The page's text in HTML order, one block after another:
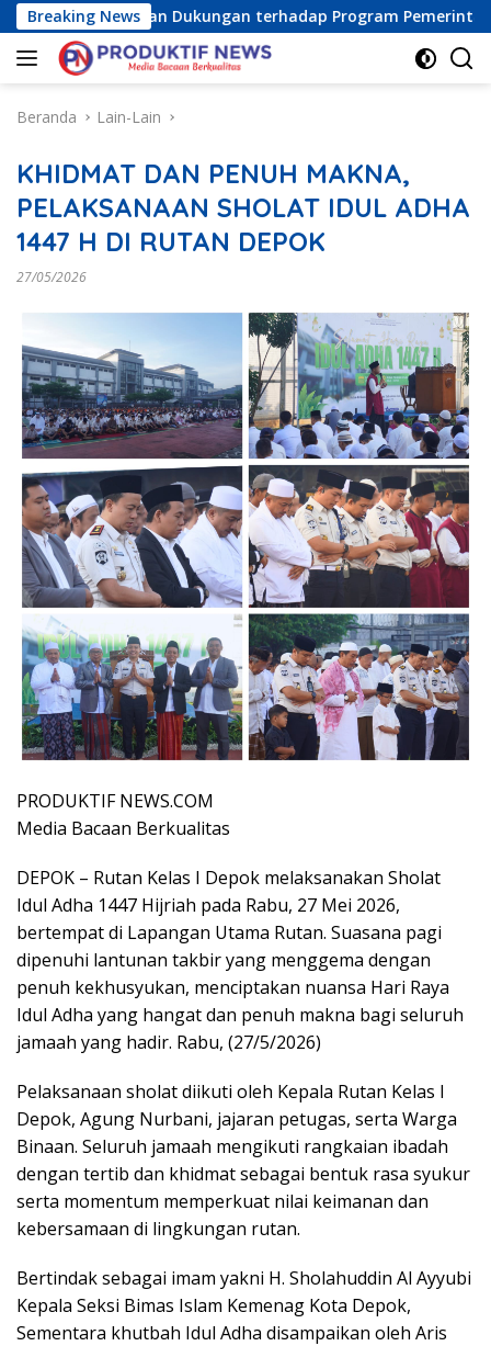
Langsung
ke
konten
Breaking News
Tegaskan Dukungan terhadap Program Pemerintah Pusat
Beranda Lain-Lain
KHIDMAT DAN PENUH MAKNA,
PELAKSANAAN SHOLAT IDUL ADHA
1447 H DI RUTAN DEPOK
27/05/2026
PRODUKTIF NEWS.COM
Media Bacaan Berkualitas
DEPOK – Rutan Kelas I Depok melaksanakan Sholat
Idul Adha 1447 Hijriah pada Rabu, 27 Mei 2026,
bertempat di Lapangan Utama Rutan. Suasana pagi
dipenuhi lantunan takbir yang menggema dengan
penuh kekhusyukan, menciptakan nuansa Hari Raya
Idul Adha yang hangat dan penuh makna bagi seluruh
jamaah yang hadir. Rabu, (27/5/2026)
Pelaksanaan sholat diikuti oleh Kepala Rutan Kelas I
Depok, Agung Nurbani, jajaran petugas, serta Warga
Binaan. Seluruh jamaah mengikuti rangkaian ibadah
dengan tertib dan khidmat sebagai bentuk rasa syukur
serta momentum memperkuat nilai keimanan dan
kebersamaan di lingkungan rutan.
Bertindak sebagai imam yakni H. Sholahuddin Al Ayyubi
Kepala Seksi Bimas Islam Kemenag Kota Depok,
Sementara khutbah Idul Adha disampaikan oleh Aris